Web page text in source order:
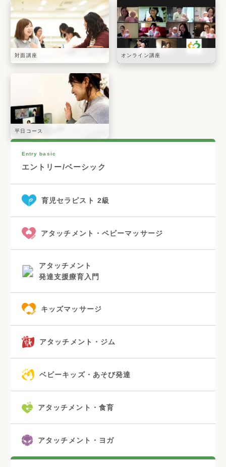
対面講座 オンライン講座
平日コース
Entry basic
エントリー/ベーシック
育児セラピスト 2級
アタッチメント・ベビーマッサージ
アタッチメント
発達支援療育入門
キッズマッサージ
アタッチメント・ジム
ベビーキッズ・あそび発達
アタッチメント・食育
アタッチメント・ヨガ